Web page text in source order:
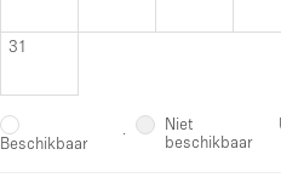
31
Beschikbaar ·
Niet
beschikbaar